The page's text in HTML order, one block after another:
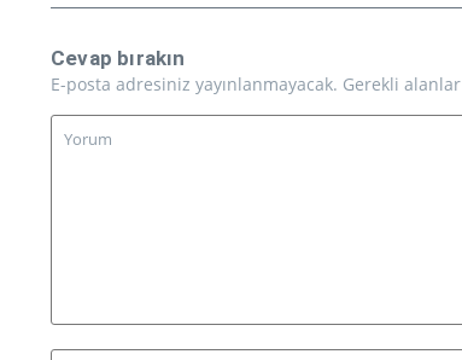
Cevap bırakın
E-posta adresiniz yayınlanmayacak. Gerekli alanlar